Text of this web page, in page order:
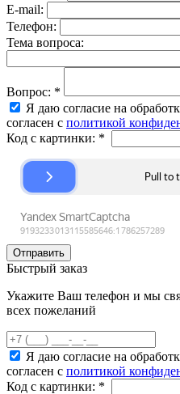
E-mail:
Телефон:
Тема вопроса:
Вопрос: *
Я даю согласие на
согласен с политикой
Код с картинки: *
Быстрый заказ
Укажите Ваш телефон и мы
всех пожеланий
Я даю согласие на
согласен с политикой
Код с картинки: *